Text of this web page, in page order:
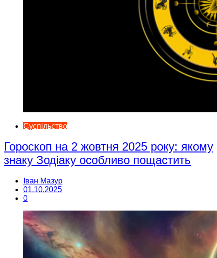
Суспільство
Гороскоп на 2 жовтня 2025 року: якому
знаку Зодіаку особливо пощастить
Іван Мазур
01.10.2025
0